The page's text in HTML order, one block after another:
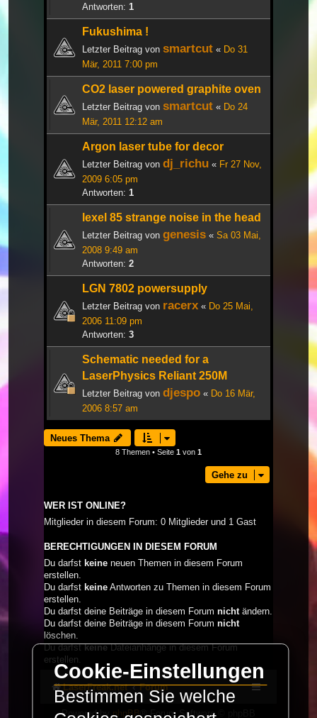
Antworten: 1
Fukushima !
Letzter Beitrag von smartcut « Do 31
Mär, 2011 7:00 pm
CO2 laser powered graphite oven
Letzter Beitrag von smartcut « Do 24
Mär, 2011 12:12 am
Argon laser tube for decor
Letzter Beitrag von dj_richu « Fr 27 Nov,
2009 6:05 pm
Antworten: 1
lexel 85 strange noise in the head
Letzter Beitrag von genesis « Sa 03 Mai,
2008 9:49 am
Antworten: 2
LGN 7802 powersupply
Letzter Beitrag von racerx « Do 25 Mai,
2006 11:09 pm
Antworten: 3
Schematic needed for a
LaserPhysics Reliant 250M
Letzter Beitrag von djespo « Do 16 Mär,
2006 8:57 am
Neues Thema
8 Themen • Seite 1 von 1
Gehe zu
WER IST ONLINE?
Mitglieder in diesem Forum: 0 Mitglieder und 1 Gast
BERECHTIGUNGEN IN DIESEM FORUM
Du darfst keine neuen Themen in diesem Forum
erstellen.
Du darfst keine Antworten zu Themen in diesem Forum
erstellen.
Du darfst deine Beiträge in diesem Forum nicht ändern.
Du darfst deine Beiträge in diesem Forum nicht
löschen.
Du darfstkeineDateianhänge in diesem Forum
erstellen.
LaserFreak.net Forum
Powered byphpBB® Forum Software © phpBB
Cookie-Einstellungen
Bestimmen Sie welche